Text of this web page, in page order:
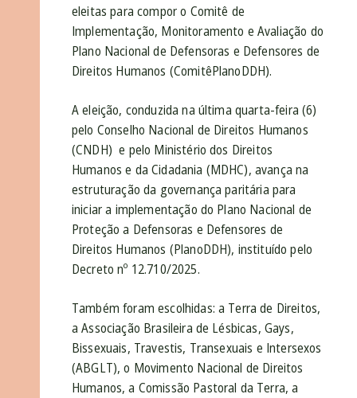
eleitas para compor o Comitê de
Implementação, Monitoramento e Avaliação do
Plano Nacional de Defensoras e Defensores de
Direitos Humanos (ComitêPlanoDDH).
A eleição, conduzida na última quarta-feira (6)
pelo Conselho Nacional de Direitos Humanos
(CNDH) e pelo Ministério dos Direitos
Humanos e da Cidadania (MDHC), avança na
estruturação da governança paritária para
iniciar a implementação do Plano Nacional de
Proteção a Defensoras e Defensores de
Direitos Humanos (PlanoDDH), instituído pelo
Decreto nº 12.710/2025.
Também foram escolhidas: a Terra de Direitos,
a Associação Brasileira de Lésbicas, Gays,
Bissexuais, Travestis, Transexuais e Intersexos
(ABGLT), o Movimento Nacional de Direitos
Humanos, a Comissão Pastoral da Terra, a